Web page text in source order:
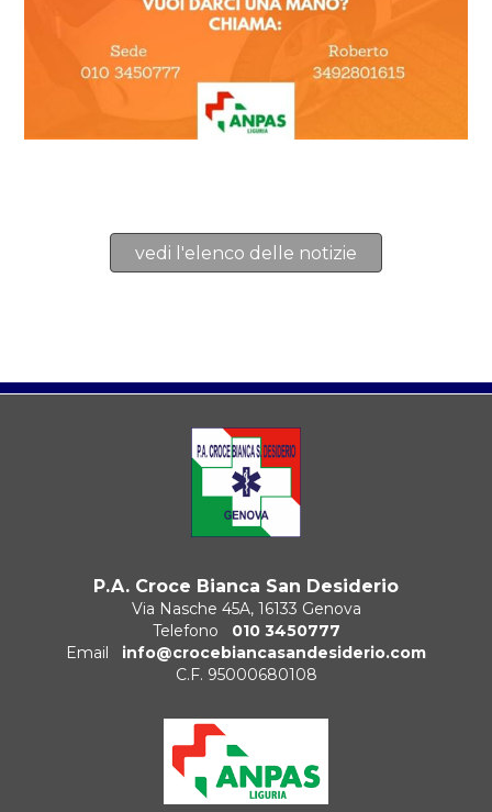
vedi l'elenco delle notizie
P.A. Croce Bianca San Desiderio
Via Nasche 45A, 16133 Genova
Telefono 010 3450777
Email info@crocebiancasandesiderio.com
C.F. 95000680108